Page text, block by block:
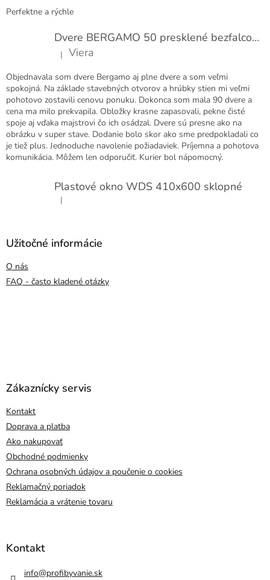
Perfektne a rýchle
Dvere BERGAMO 50 presklené bezfalcové EXTRA
Hodnotenie produktu je 5 z 5 hviezdičiek.
| Viera
Objednavala som dvere Bergamo aj plne dvere a som veľmi
spokojná. Na základe stavebných otvorov a hrúbky stien mi veľmi
pohotovo zostavili cenovu ponuku. Dokonca som mala 90 dvere a
cena ma milo prekvapila. Obložky krasne zapasovali, pekne čisté
spoje aj vďaka majstrovi čo ich osádzal. Dvere sú presne ako na
obrázku v super stave. Dodanie bolo skor ako sme predpokladali co
je tiež plus. Jednoduche navolenie požiadaviek. Príjemna a pohotova
komunikácia. Môžem len odporučiť. Kurier bol nápomocný.
Plastové okno WDS 410x600 sklopné
Hodnotenie produktu je 5 z 5 hviezdičiek.
|
Užitočné informácie
O nás
FAQ - často kladené otázky
Zákaznícky servis
Kontakt
Doprava a platba
Ako nakupovať
Obchodné podmienky
Ochrana osobných údajov a poučenie o cookies
Reklamačný poriadok
Reklamácia a vrátenie tovaru
Kontakt
info@profibyvanie.sk